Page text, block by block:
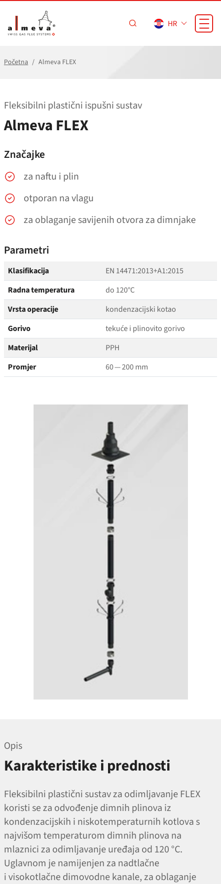
HR
Početna Almeva FLEX
Fleksibilni plastični ispušni sustav
Almeva FLEX
Značajke
za naftu i plin
otporan na vlagu
za oblaganje savijenih otvora za dimnjake
Parametri
Klasifikacija
EN 14471:2013+A1:2015
Radna temperatura
do 120°C
Vrsta operacije
kondenzacijski kotao
Gorivo
tekuće i plinovito gorivo
Materijal
PPH
Promjer
60 — 200 mm
Opis
Karakteristike i prednosti
Fleksibilni plastični sustav za odimljavanje FLEX
koristi se za odvođenje dimnih plinova iz
kondenzacijskih i niskotemperaturnih kotlova s ​​
najvišom temperaturom dimnih plinova na
mlaznici za odimljavanje uređaja od 120 °C.
Uglavnom je namijenjen za nadtlačne
i visokotlačne dimovodne kanale, za oblaganje